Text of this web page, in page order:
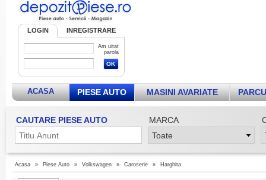
LOGIN INREGISTRARE
Am uitat
parola
ACASA PIESE AUTO MASINI AVARIATE
CAUTARE PIESE AUTO MARCA
Acasa » Piese Auto » Volkswagen » Caroserie » Harghita